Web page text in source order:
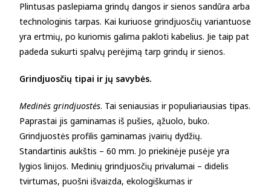
Plintusas paslepiama grindų dangos ir sienos sandūra arba
technologinis tarpas. Kai kuriuose grindjuosčių variantuose
yra ertmių, po kuriomis galima pakloti kabelius. Jie taip pat
padeda sukurti spalvų perėjimą tarp grindų ir sienos.
Grindjuosčių tipai ir jų savybės.
Medinės grindjuostės. Tai seniausias ir populiariausias tipas.
Paprastai jis gaminamas iš pušies, ąžuolo, buko.
Grindjuostės profilis gaminamas įvairių dydžių.
Standartinis aukštis – 60 mm. Jo priekinėje pusėje yra
lygios linijos. Medinių grindjuosčių privalumai – didelis
tvirtumas, puošni išvaizda, ekologiškumas ir